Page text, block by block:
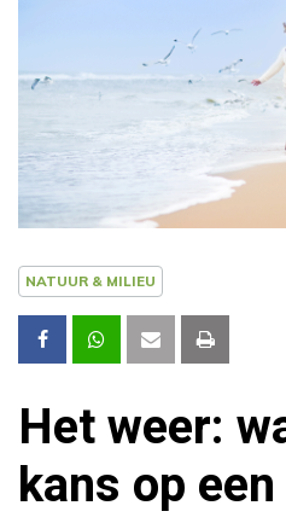
NATUUR & MILIEU
Het weer:
kans op